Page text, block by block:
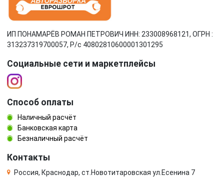
ИП ПОНАМАРЁВ РОМАН ПЕТРОВИЧ ИНН: 233008968121, ОГРН :
313237319700057, Р/c 40802810600001301295
Социальные сети и маркетплейсы
Способ оплаты
Наличный расчёт
Банковская карта
Безналичный расчёт
Контакты
Россия, Краснодар, ст.Новотитаровская ул.Есенина 7